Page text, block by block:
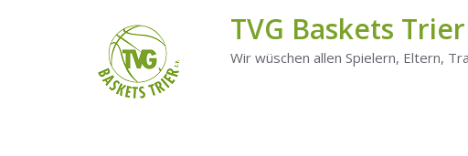
TVG Baskets Trier
Wir wüschen allen Spielern, Eltern,